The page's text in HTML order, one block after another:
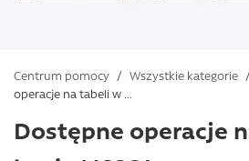
Centrum pomocy / Wszystkie kategorie /
operacje na tabeli w ...
Dostępne operacje